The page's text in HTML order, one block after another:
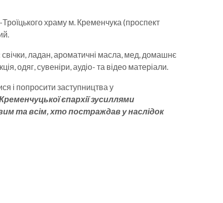
храму м. Кременчука (проспект
ладан, ароматичні масла, мед, домашнє
одяг, сувеніри, аудіо- та відео матеріали.
і попросити заступництва у
єпархії зусиллями
та всім, хто постраждав у наслідок